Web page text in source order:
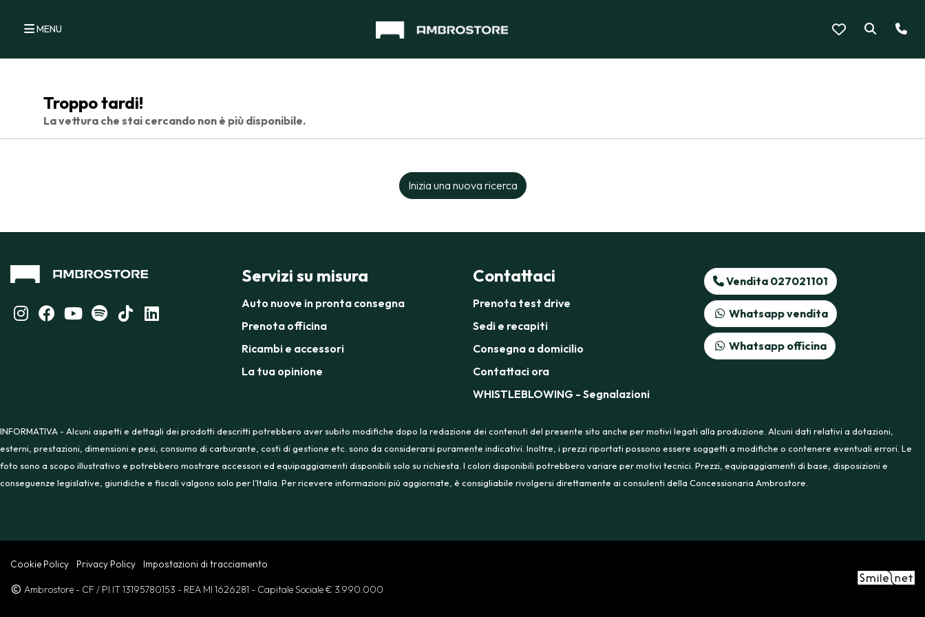
MENU
Troppo tardi!
La vettura che stai cercando non è più disponibile.
Inizia una nuova ricerca
Servizi su misura
Auto nuove in pronta consegna
Prenota officina
Ricambi e accessori
La tua opinione
Contattaci
Prenota test drive
Sedi e recapiti
Consegna a domicilio
Contattaci ora
WHISTLEBLOWING - Segnalazioni
Vendita 027021101
Whatsapp vendita
Whatsapp officina
INFORMATIVA - Alcuni aspetti e dettagli dei prodotti descritti potrebbero aver subito modifiche dopo la redazione dei contenuti del presente sito anche per motivi legati alla produzione. Alcuni dati relativi a dotazioni,
esterni, prestazioni, dimensioni e pesi, consumo di carburante, costi di gestione etc. sono da considerarsi puramente indicativi. Inoltre, i prezzi riportati possono essere soggetti a modifiche o contenere eventuali errori. Le
foto sono a scopo illustrativo e potrebbero mostrare accessori ed equipaggiamenti disponibili solo su richiesta. I colori disponibili potrebbero variare per motivi tecnici. Prezzi, equipaggiamenti di base, disposizioni e
conseguenze legislative, giuridiche e fiscali valgono solo per l’Italia. Per ricevere informazioni più aggiornate, è consigliabile rivolgersi direttamente ai consulenti della Concessionaria Ambrostore.
Cookie Policy Privacy Policy Impostazioni di tracciamento
Ambrostore - CF / PI IT 13195780153 - REA MI 1626281 - Capitale Sociale € 3.990.000